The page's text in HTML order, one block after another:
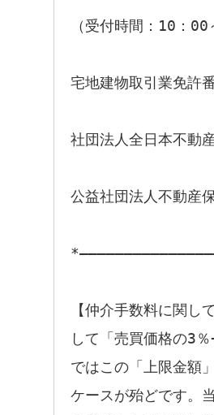
（受付時間：10：
宅地建物取引業免
社団法人全日本不動
公益社団法人不動産
【仲介手数料に関
して「売買価格の3
ではこの「上限金額
ケースが殆どです。